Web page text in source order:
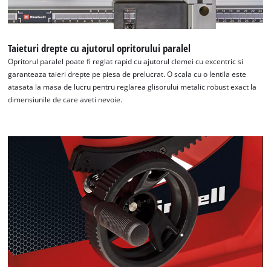
Taieturi drepte cu ajutorul opritorului paralel
Opritorul paralel poate fi reglat rapid cu ajutorul clemei cu excentric si
garanteaza taieri drepte pe piesa de prelucrat. O scala cu o lentila este
atasata la masa de lucru pentru reglarea glisorului metalic robust exact la
dimensiunile de care aveti nevoie.